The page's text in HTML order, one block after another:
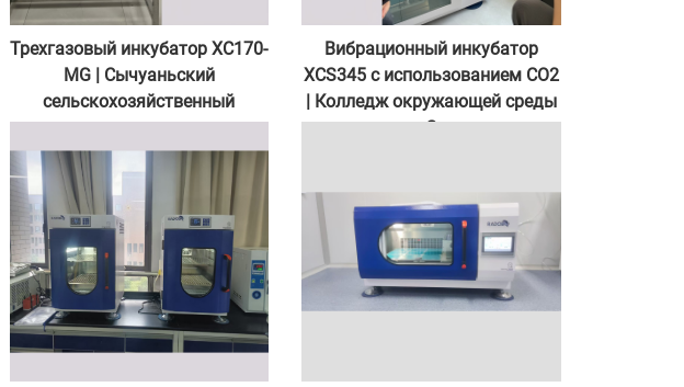
Трехгазовый инкубатор XC170-
MG | Сычуаньский
сельскохозяйственный
университет
Вибрационный инкубатор
XCS345 с использованием CO2
| Колледж окружающей среды
и ресурсов Сянтанского